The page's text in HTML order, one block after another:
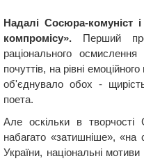
Надалі Сосюра-комуніст
компромісу». Перший
раціонального
почуттів, на рівні
об'єднувало обох -
поета.
Але оскільки в творчості
набагато «затишніше»,
України, національні